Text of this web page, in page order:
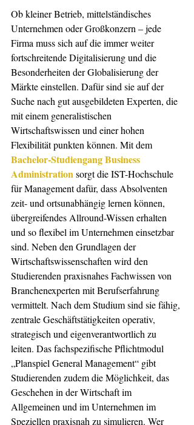
Ob kleiner Betrieb, mittelständisches
Unternehmen oder Großkonzern – jede
Firma muss sich auf die immer weiter
fortschreitende Digitalisierung und die
Besonderheiten der Globalisierung der
Märkte einstellen. Dafür sind sie auf der
Suche nach gut ausgebildeten Experten, die
mit einem generalistischen
Wirtschaftswissen und einer hohen
Flexibilität punkten können. Mit dem
Bachelor-Studiengang Business
Administration sorgt die IST-Hochschule
für Management dafür, dass Absolventen
zeit- und ortsunabhängig lernen können,
übergreifendes Allround-Wissen erhalten
und so flexibel im Unternehmen einsetzbar
sind. Neben den Grundlagen der
Wirtschaftswissenschaften wird den
Studierenden praxisnahes Fachwissen von
Branchenexperten mit Berufserfahrung
vermittelt. Nach dem Studium sind sie fähig,
zentrale Geschäftstätigkeiten operativ,
strategisch und eigenverantwortlich zu
leiten. Das fachspezifische Pflichtmodul
„Planspiel General Management“ gibt
Studierenden zudem die Möglichkeit, das
Geschehen in der Wirtschaft im
Allgemeinen und im Unternehmen im
Speziellen praxisnah zu simulieren. Wer